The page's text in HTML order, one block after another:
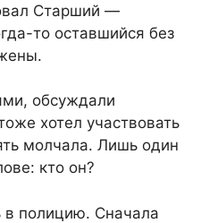
Старший —
то оставшийся без
обсуждали
хотел участвовать
молчала. Лишь один
кто он?
в полицию. Сначала